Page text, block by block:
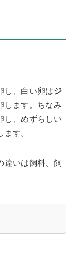
し、白い卵はジ
します。ちなみ
し、めずらしい
ます。
違いは飼料、飼